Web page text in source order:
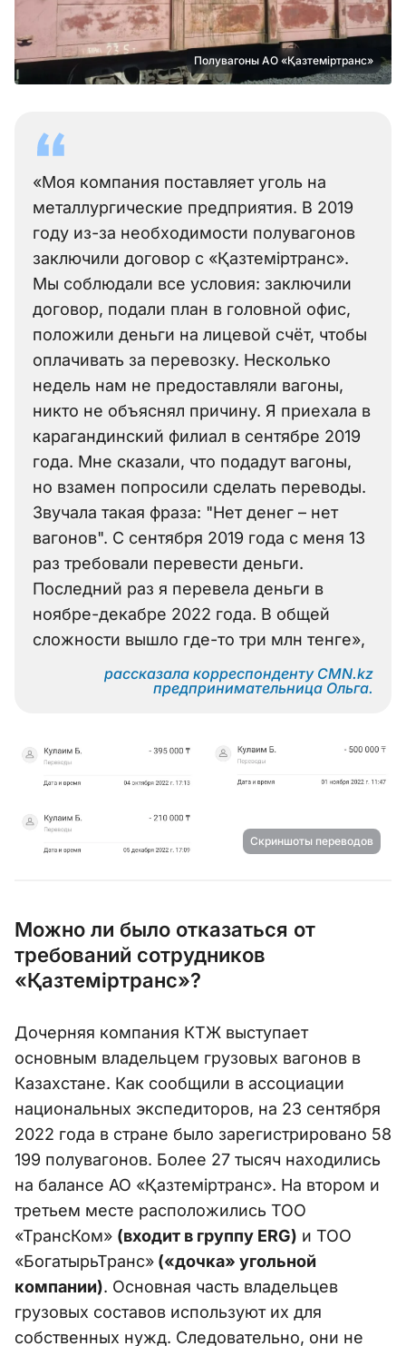
Полувагоны АО «Қазтеміртранс»
«Моя компания поставляет уголь на
металлургические предприятия. В 2019
году из-за необходимости полувагонов
заключили договор с «Қазтеміртранс».
Мы соблюдали все условия: заключили
договор, подали план в головной офис,
положили деньги на лицевой счёт, чтобы
оплачивать за перевозку. Несколько
недель нам не предоставляли вагоны,
никто не объяснял причину. Я приехала в
карагандинский филиал в сентябре 2019
года. Мне сказали, что подадут вагоны,
но взамен попросили сделать переводы.
Звучала такая фраза: "Нет денег – нет
вагонов". С сентября 2019 года с меня 13
раз требовали перевести деньги.
Последний раз я перевела деньги в
ноябре-декабре 2022 года. В общей
сложности вышло где-то три млн тенге»,
рассказала корреспонденту CMN.kz
предпринимательница Ольга.
Скриншоты переводов
Можно ли было отказаться от
требований сотрудников
«Қазтеміртранс»?
Дочерняя компания КТЖ выступает
основным владельцем грузовых вагонов в
Казахстане. Как сообщили в ассоциации
национальных экспедиторов, на 23 сентября
2022 года в стране было зарегистрировано 58
199 полувагонов. Более 27 тысяч находились
на балансе АО «Қазтеміртранс». На втором и
третьем месте расположились ТОО
«ТрансКом» (входит в группу ERG) и ТОО
«БогатырьТранс» («дочка» угольной
компании). Основная часть владельцев
грузовых составов используют их для
собственных нужд. Следовательно, они не